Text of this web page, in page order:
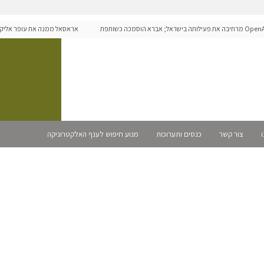
OpenAI מרחיבה את פעילותה בישראל; אברא הוסמכה כשותפת
אראסאל ממנה את עופר
צור קשר כנסים ותערוכות מנוע חיפוש לענף האלקטרוניקה